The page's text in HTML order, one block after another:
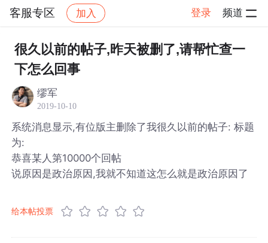
客服专区 加入 登录 频道
社区 客服专区 帖子详情
很久以前的帖子,昨天被删了,请帮忙查一
下怎么回事
缪军
2019-10-10
系统消息显示,有位版主删除了我很久以前的帖子: 标题
为:
恭喜某人第10000个回帖
说原因是政治原因,我就不知道这怎么就是政治原因了
给本帖投票